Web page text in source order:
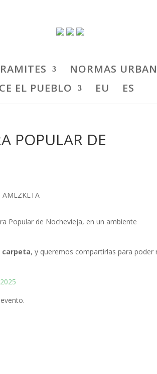
NORMAS
EL PUEBLO
EU ES
POPULAR DE
Popular de Nochevieja, en un ambiente
carpeta, y queremos compartirlas para poder